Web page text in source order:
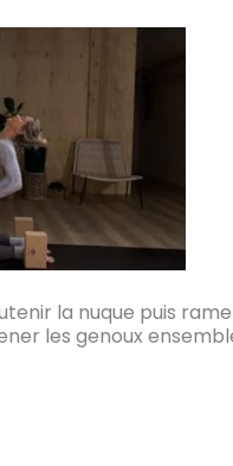
la nuque puis
les genoux